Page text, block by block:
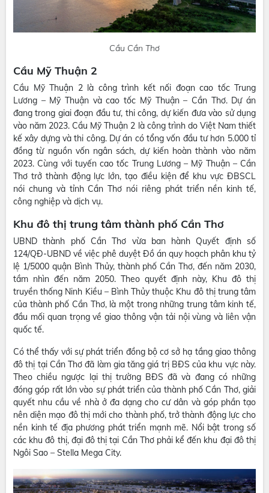
Cầu Cần Thơ
Cầu Mỹ Thuận 2
Cầu Mỹ Thuận 2 là công trình kết nối đoạn cao tốc Trung
Lương – Mỹ Thuận và cao tốc Mỹ Thuận – Cần Thơ. Dự án
đang trong giai đoạn đầu tư, thi công, dự kiến đưa vào sử dụng
vào năm 2023. Cầu Mỹ Thuận 2 là công trình do Việt Nam thiết
kế xây dựng và thi công. Dự án có tổng vốn đầu tư hơn 5.000 tỉ
đồng từ nguồn vốn ngân sách, dự kiến hoàn thành vào năm
2023. Cùng với tuyến cao tốc Trung Lương – Mỹ Thuận – Cần
Thơ trở thành động lực lớn, tạo điều kiện để khu vực ĐBSCL
nói chung và tỉnh Cần Thơ nói riêng phát triển nền kinh tế,
công nghiệp và dịch vụ.
Khu đô thị trung tâm thành phố Cần Thơ
UBND thành phố Cần Thơ vừa ban hành Quyết định số
124/QĐ-UBND về việc phê duyệt Đồ án quy hoạch phân khu tỷ
lệ 1/5000 quận Bình Thủy, thành phố Cần Thơ, đến năm 2030,
tầm nhìn đến năm 2050. Theo quyết định này, Khu đô thị
truyền thống Ninh Kiều – Bình Thủy thuộc Khu đô thị trung tâm
của thành phố Cần Thơ, là một trong những trung tâm kinh tế,
đầu mối quan trọng về giao thông vận tải nội vùng và liên vận
quốc tế.
Có thể thấy với sự phát triển đồng bộ cơ sở hạ tầng giao thông
đô thị tại Cần Thơ đã làm gia tăng giá trị BĐS của khu vực này.
Theo chiều ngược lại thị trường BĐS đã và đang có những
đóng góp rất lớn vào sự phát triển của thành phố Cần Thơ, giải
quyết nhu cầu về nhà ở đa dạng cho cư dân và góp phần tạo
nên diện mạo đô thị mới cho thành phố, trở thành động lực cho
nền kinh tế địa phương phát triển mạnh mẽ. Nổi bật trong số
các khu đô thị, đại đô thị tại Cần Thơ phải kể đến khu đại đô thị
Ngôi Sao – Stella Mega City.